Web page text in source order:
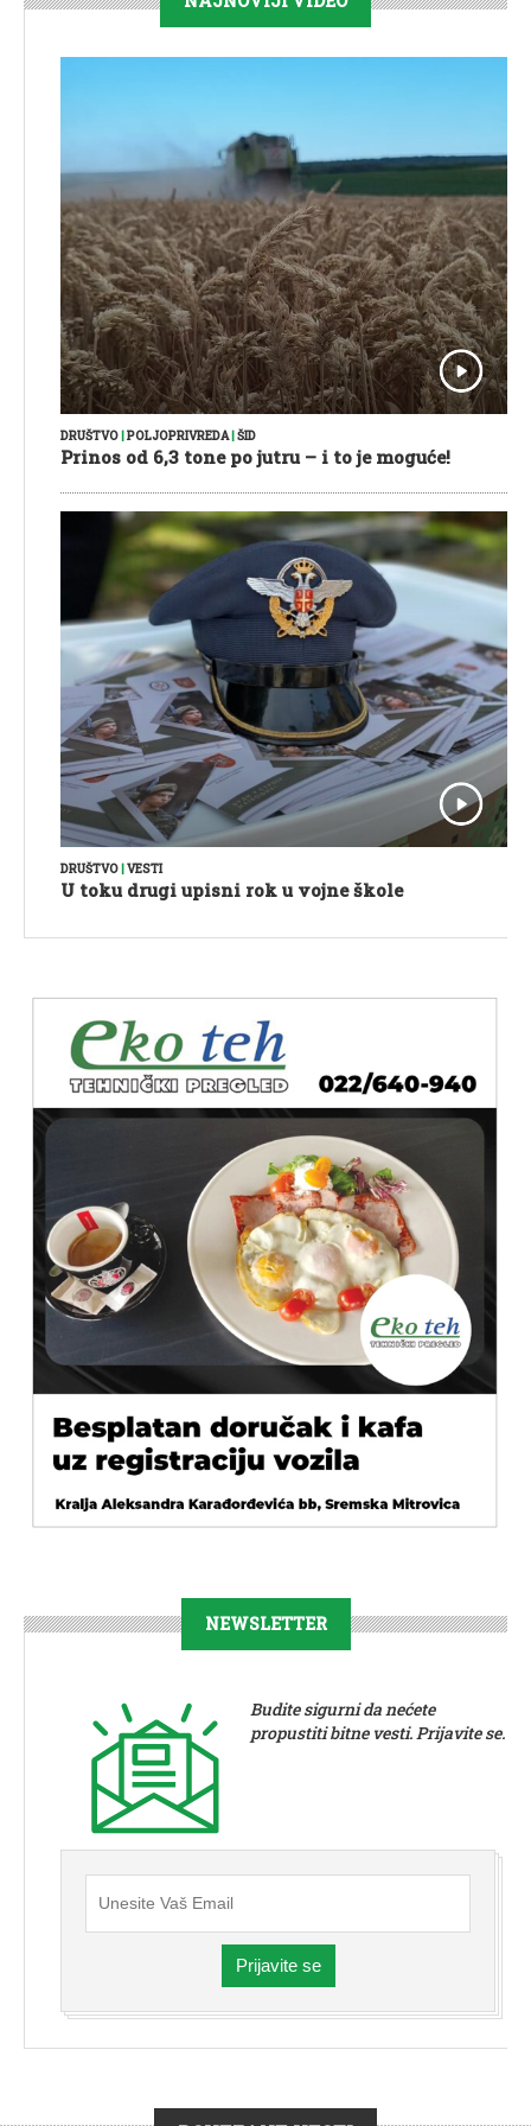
DRUŠTVO POLJOPRIVREDA| ŠID
Prinos od 6,3 tone po jutru – i to je moguće!
DRUŠTVO VESTI
U toku drugi upisni rok u vojne škole
NEWSLETTER
Budite sigurni da nećete
propustiti bitne vesti. Prijavite se.
Prijavite se